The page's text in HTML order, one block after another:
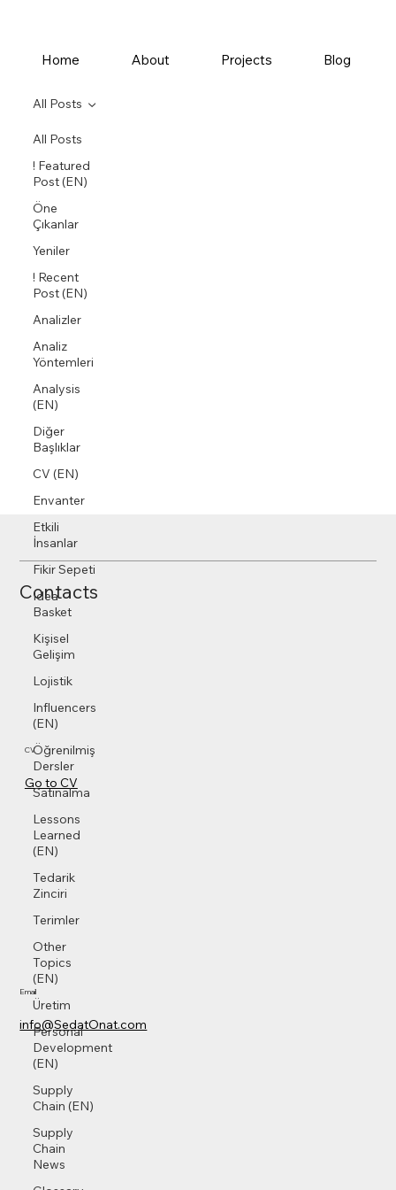
Home About Projects Blog
All Posts
! Featured
Post (EN)
Öne
Çıkanlar
Yeniler
! Recent
Post (EN)
Analizler
Analiz
Yöntemleri
Analysis
(EN)
Diğer
Başlıklar
CV (EN)
Envanter
Etkili
İnsanlar
Fikir Sepeti
Idea
Basket
Kişisel
Gelişim
Lojistik
Influencers
(EN)
Öğrenilmiş
Dersler
Satınalma
Lessons
Learned
(EN)
Tedarik
Zinciri
Terimler
Other
Topics
(EN)
Üretim
Personal
Development
(EN)
Supply
Chain (EN)
Supply
Chain
News
All Posts
Contacts
CV
Go to CV
info@SedatOnat.com
Email